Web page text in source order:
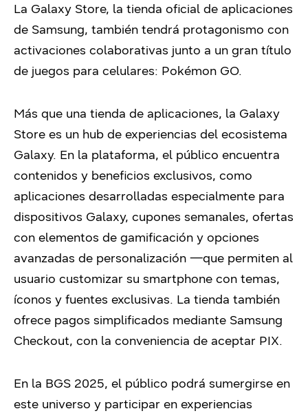
La Galaxy Store, la tienda oficial de aplicaciones
de Samsung, también tendrá protagonismo con
activaciones colaborativas junto a un gran título
de juegos para celulares: Pokémon GO.
Más que una tienda de aplicaciones, la Galaxy
Store es un hub de experiencias del ecosistema
Galaxy. En la plataforma, el público encuentra
contenidos y beneficios exclusivos, como
aplicaciones desarrolladas especialmente para
dispositivos Galaxy, cupones semanales, ofertas
con elementos de gamificación y opciones
avanzadas de personalización —que permiten al
usuario customizar su smartphone con temas,
íconos y fuentes exclusivas. La tienda también
ofrece pagos simplificados mediante Samsung
Checkout, con la conveniencia de aceptar PIX.
En la BGS 2025, el público podrá sumergirse en
este universo y participar en experiencias